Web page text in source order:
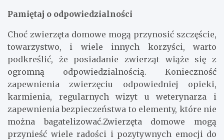
Pamiętaj o odpowiedzialności
Choć zwierzęta domowe mogą przynosić szczęście,
towarzystwo, i wiele innych korzyści, warto
podkreślić, że posiadanie zwierząt wiąże się z
ogromną odpowiedzialnością. Konieczność
zapewnienia zwierzęciu odpowiedniej opieki,
karmienia, regularnych wizyt u weterynarza i
zapewnienia bezpieczeństwa to elementy, które nie
można bagatelizować.Zwierzęta domowe mogą
przynieść wiele radości i pozytywnych emocji do